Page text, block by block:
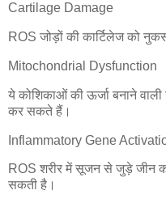
Cartilage Damage
ROS जोड़ों की कार्टिलेज को
Mitochondrial Dysfunction
ये कोशिकाओं की ऊर्जा बनाने वाली
कर सकते हैं।
Inflammatory Gene
ROS शरीर में सूजन से जुड़े जीन
सकती है।